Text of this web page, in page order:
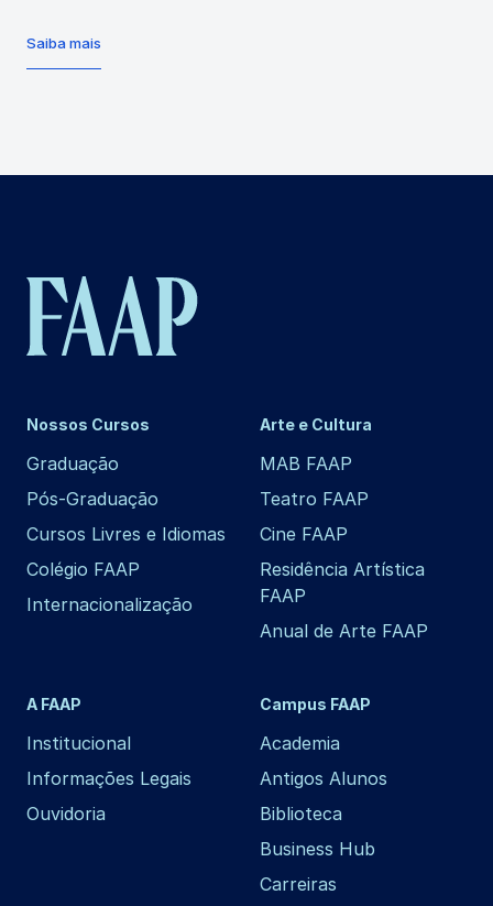
Saiba mais
Nossos Cursos
Graduação
Pós-Graduação
Cursos Livres e Idiomas
Colégio FAAP
Internacionalização
Arte e Cultura
MAB FAAP
Teatro FAAP
Cine FAAP
Residência Artística
FAAP
Anual de Arte FAAP
A FAAP
Institucional
Informações Legais
Ouvidoria
Campus FAAP
Academia
Antigos Alunos
Biblioteca
Business Hub
Carreiras